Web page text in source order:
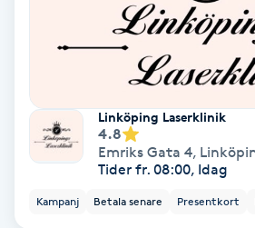
Käkledsbehandling
Kärlbehandling
Laserbehandling
Linköping Laserklinik
4.8
Emriks Gata 4,
Tider fr. 08:00, Idag
Kampanj Betala senare Presentkort